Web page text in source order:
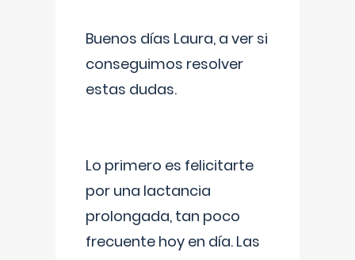
Buenos días Laura, a ver si
conseguimos resolver
estas dudas.
Lo primero es felicitarte
por una lactancia
prolongada, tan poco
frecuente hoy en día. Las